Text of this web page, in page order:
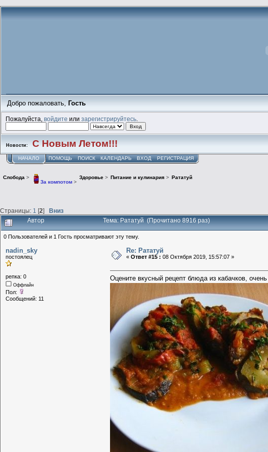
Добро пожаловать, Гость
Пожалуйста,войдите илизарегистрируйтесь
Новости: С Новым Летом!!!
НАЧАЛО ПОМОЩЬ ПОИСК КАЛЕНДАРЬ ВХОД РЕГИСТРАЦИЯ
Слобода >
За компотом>
Здоровье> Питание и кулинария> Рататуй
Страницы: 1 [2] Вниз
Автор Тема: Рататуй (Прочитано 8916 раз)
0 Пользователей и 1 Гость просматривают эту тему.
nadin_sky
постоялец
репка: 0
Оффлайн
Пол:
Сообщений: 11
Re: Рататуй
«Ответ #15 : 08 Октября 2019, 15:57:07 »
Оцените вкусный рецепт блюда из кабачков,